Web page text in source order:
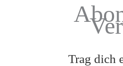
Trag dich